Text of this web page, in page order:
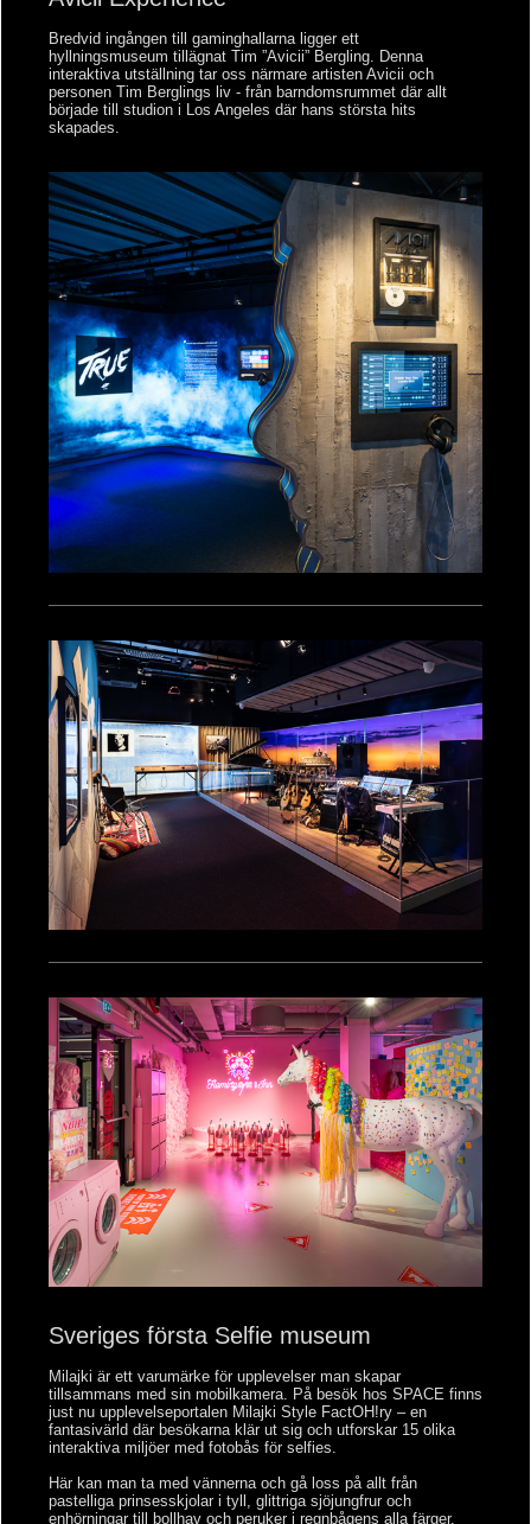
Bredvid ingången till gaminghallarna ligger ett
hyllningsmuseum tillägnat Tim ”Avicii” Bergling. Denna
interaktiva utställning tar oss närmare artisten Avicii och
personen Tim Berglings liv - från barndomsrummet där allt
började till studion i Los Angeles där hans största hits
skapades.
Sveriges första Selfie museum
Milajki är ett varumärke för upplevelser man skapar
tillsammans med sin mobilkamera. På besök hos SPACE finns
just nu upplevelseportalen Milajki Style FactOH!ry – en
fantasivärld där besökarna klär ut sig och utforskar 15 olika
interaktiva miljöer med fotobås för selfies.
Här kan man ta med vännerna och gå loss på allt från
pastelliga prinsesskjolar i tyll, glittriga sjöjungfrur och
enhörningar till bollhav och peruker i regnbågens alla färger.